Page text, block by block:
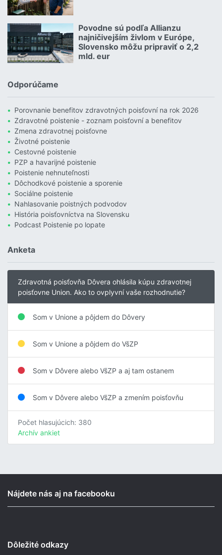
Povodne sú podľa Allianzu
najničivejším živlom v Európe,
Slovensko môžu pripraviť o 2,2
mld. eur
23.07.2026 |
Odporúčame
Porovnanie benefitov zdravotných poisťovní na rok 2026
Zdravotné poistenie - zoznam poisťovní a benefitov
Zmena zdravotnej poisťovne
Životné poistenie
Cestovné poistenie
PZP a havarijné poistenie
Poistenie nehnuteľnosti
Dôchodkové poistenie a sporenie
Sociálne poistenie
Nahlasovanie poistných podvodov
História poisťovníctva na Slovensku
Podcast Poistenie po lopate
Anketa
Zdravotná poisťovňa Dôvera ohlásila kúpu zdravotnej
poisťovne Union. Ako to ovplyvní vaše rozhodnutie?
Som v Unione a pôjdem do Dôvery
Som v Unione a pôjdem do VšZP
Som v Dôvere alebo VšZP a aj tam ostanem
Som v Dôvere alebo VšZP a zmením poisťovňu
Počet hlasujúcich: 380
Archív ankiet
Nájdete nás aj na facebooku
Dôležité odkazy